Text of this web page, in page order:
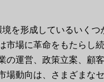
を形成しているいくつ
市場に革命をもたらし
の運営、政策立案、顧
場動向は、さまざまな